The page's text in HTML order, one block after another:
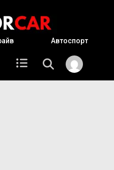
Автоспорт